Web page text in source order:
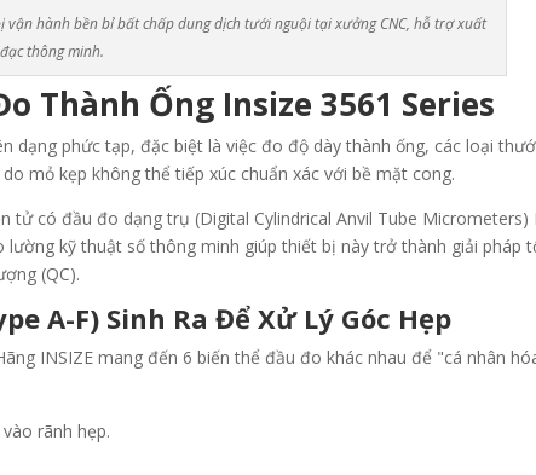
hành bền bỉ bất chấp dung dịch tưới nguội tại xưởng CNC, hỗ trợ xuất
thông minh.
Thành Ống Insize 3561 Series
dạng phức tạp, đặc biệt là việc đo độ dày thành ống, các loại
mỏ kẹp không thể tiếp xúc chuẩn xác với bề mặt cong.
tử có đầu đo dạng trụ (Digital Cylindrical Anvil Tube Micrometers)
kỹ thuật số thông minh giúp thiết bị này trở thành giải pháp
(QC).
A-F) Sinh Ra Để Xử Lý Góc Hẹp
INSIZE mang đến 6 biến thể đầu đo khác nhau để "cá nhân
rãnh hẹp.